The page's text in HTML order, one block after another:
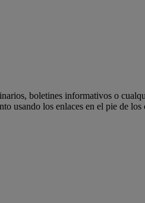
boletines informativos o
usando los enlaces en el pie de los